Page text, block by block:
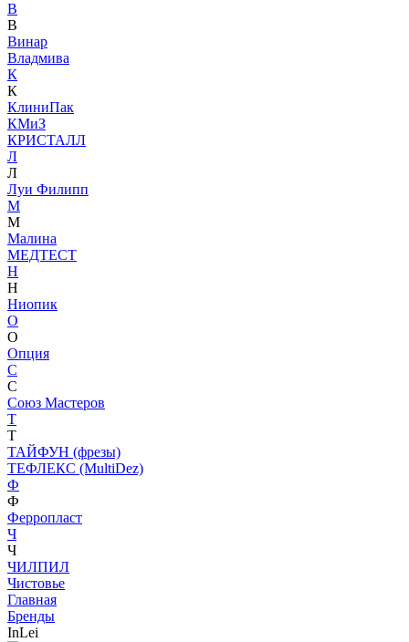
В
В
Винар
Владмива
К
К
КлиниПак
КМиЗ
КРИСТАЛЛ
Л
Л
Луи Филипп
М
М
Малина
МЕДТЕСТ
Н
Н
Ниопик
О
О
Опция
С
С
Союз Мастеров
Т
Т
ТАЙФУН (фрезы)
ТЕФЛЕКС (MultiDez)
Ф
Ф
Ферропласт
Ч
Ч
ЧИЛПИЛ
Чистовье
Главная
Бренды
InLei